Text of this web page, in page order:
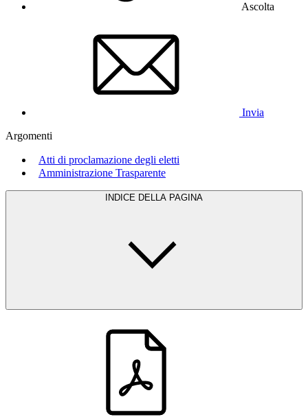
Ascolta
Invia
Argomenti
Atti di proclamazione degli eletti
Amministrazione Trasparente
INDICE DELLA PAGINA